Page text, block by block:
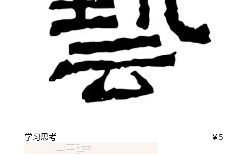
学习思考 ￥5